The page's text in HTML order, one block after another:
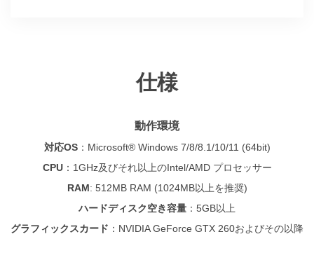
仕様
動作環境
対応OS： Microsoft® Windows 7/8/8.1/10/11 (64bit)
CPU： 1GHz及びそれ以上のIntel/AMD プロセッサー
RAM: 512MB RAM (1024MB以上を推奨)
ハードディスク空き容量 ： 5GB以上
グラフィックスカード ：NVIDIA GeForce GTX 260およびその以降